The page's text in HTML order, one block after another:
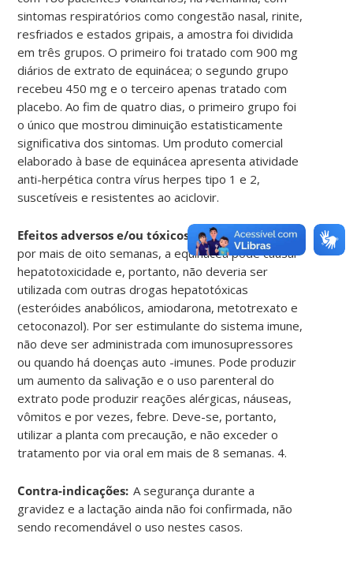
sintomas respiratórios como congestão nasal, rinite,
resfriados e estados gripais, a amostra foi dividida
em três grupos. O primeiro foi tratado com 900 mg
diários de extrato de equinácea; o segundo grupo
recebeu 450 mg e o terceiro apenas tratado com
placebo. Ao fim de quatro dias, o primeiro grupo foi
o único que mostrou diminuição estatisticamente
significativa dos sintomas. Um produto comercial
elaborado à base de equinácea apresenta atividade
anti-herpética contra vírus herpes tipo 1 e 2,
suscetíveis e resistentes ao aciclovir.
Efeitos adversos e/ou tóxicos: Quando utilizada
por mais de oito semanas, a equinácea pode causar
hepatotoxicidade e, portanto, não deveria ser
utilizada com outras drogas hepatotóxicas
(esteróides anabólicos, amiodarona, metotrexato e
cetoconazol). Por ser estimulante do sistema imune,
não deve ser administrada com imunosupressores
ou quando há doenças auto -imunes. Pode produzir
um aumento da salivação e o uso parenteral do
extrato pode produzir reações alérgicas, náuseas,
vômitos e por vezes, febre. Deve-se, portanto,
utilizar a planta com precaução, e não exceder o
tratamento por via oral em mais de 8 semanas. 4.
Contra-indicações: A segurança durante a
gravidez e a lactação ainda não foi confirmada, não
sendo recomendável o uso nestes casos.